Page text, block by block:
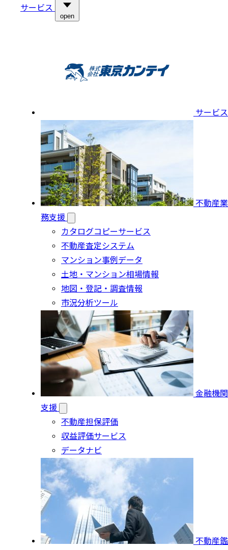
サービス
open
サービス
不動産業
務支援
カタログコピーサービス
不動産査定システム
マンション事例データ
土地・マンション相場情報
地図・登記・調査情報
市況分析ツール
金融機関
支援
不動産担保評価
収益評価サービス
データナビ
不動産鑑